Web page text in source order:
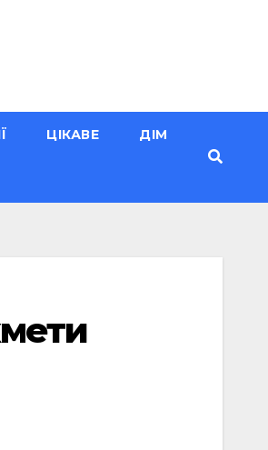
ЦІКАВЕ ДІМ